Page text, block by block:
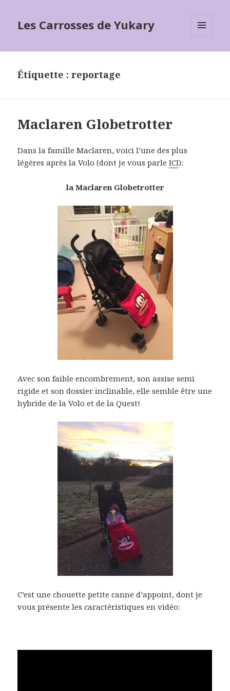
Les Carrosses de Yukary
Étiquette :reportage
Maclaren Globetrotter
Dans la famille Maclaren, voici l’une des plus
légères après la Volo (dont je vous parleICI):
la Maclaren Globetrotter
Avec son faible encombrement, son assise semi
rigide et son dossier inclinable, elle semble être une
hybride de la Volo et de la Quest!
C’est une chouette petite canne d’appoint, dont je
vous présente les caractéristiques en vidéo: